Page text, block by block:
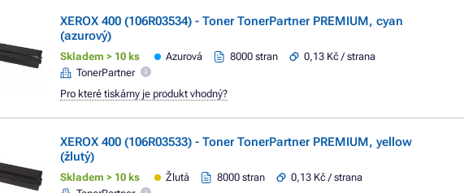
XEROX 400 (106R03534) - Toner TonerPartner PREMIUM, cyan
(azurový)
Skladem > 10 ks Azurová 8000 stran
0,13 Kč / strana
TonerPartner
Pro které tiskárny je produkt vhodný?
XEROX 400 (106R03533) - Toner TonerPartner PREMIUM, yellow
(žlutý)
Skladem > 10 ks Žlutá 8000 stran
0,13 Kč / strana